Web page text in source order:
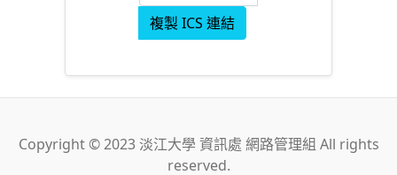
複製 ICS 連結
Copyright © 2023 淡江大學 資訊處 網路管理組 All rights
reserved.